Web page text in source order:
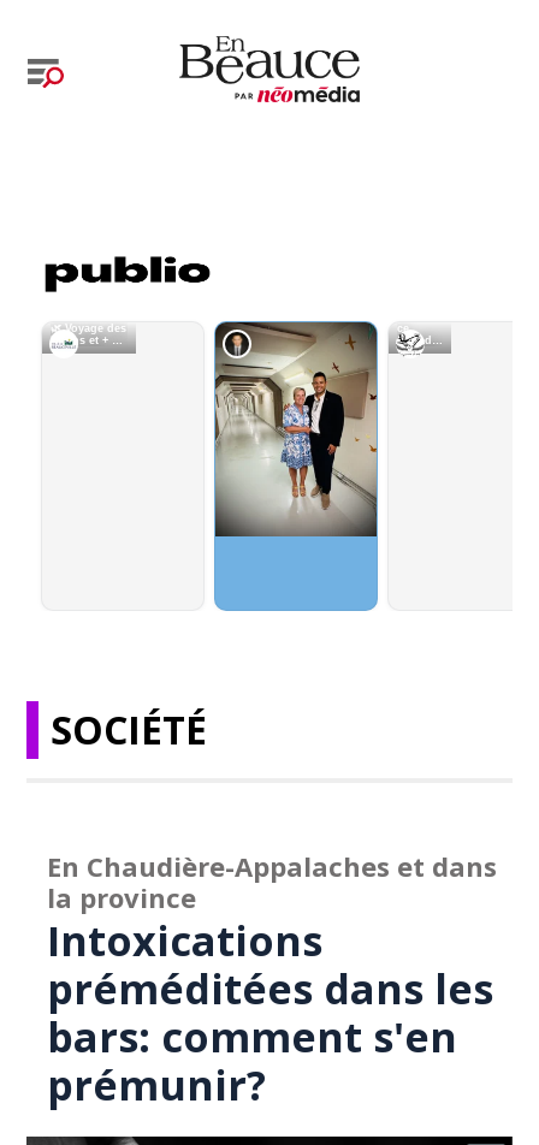
SOCIÉTÉ
En Chaudière-Appalaches et dans
la province
Intoxications
préméditées dans les
bars: comment s'en
prémunir?